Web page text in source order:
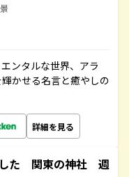
ンタルな世界、アラ
かせる名言と癒やしの
詳細を見る
した 関東の神社 週